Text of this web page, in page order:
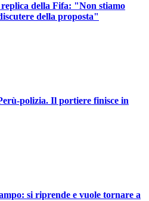
della Fifa: "Non stiamo
della proposta"
polizia. Il portiere finisce in
si riprende e vuole tornare a